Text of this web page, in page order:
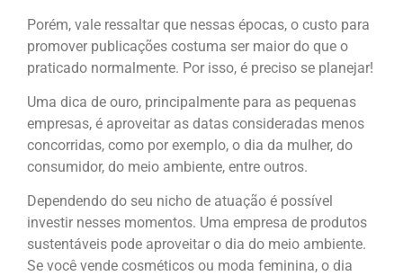
Porém, vale ressaltar que nessas épocas, o custo para
promover publicações costuma ser maior do que o
praticado normalmente. Por isso, é preciso se planejar!
Uma dica de ouro, principalmente para as pequenas
empresas, é aproveitar as datas consideradas menos
concorridas, como por exemplo, o dia da mulher, do
consumidor, do meio ambiente, entre outros.
Dependendo do seu nicho de atuação é possível
investir nesses momentos. Uma empresa de produtos
sustentáveis pode aproveitar o dia do meio ambiente.
Se você vende cosméticos ou moda feminina, o dia